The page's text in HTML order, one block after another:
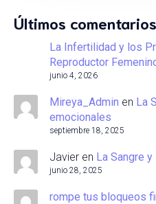
Últimos comentarios
La Infertilidad y los
Reproductor
junio 4, 2026
Mireya_Admin en La
emocionales
septiembre 18, 2025
Javier en La Sangre
junio 28, 2025
rompe tus bloqueos